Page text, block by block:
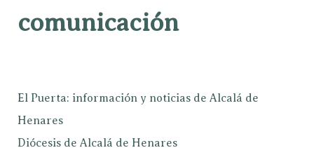
comunicación
El Puerta: información y noticias de Alcalá de
Henares
Diócesis de Alcalá de Henares